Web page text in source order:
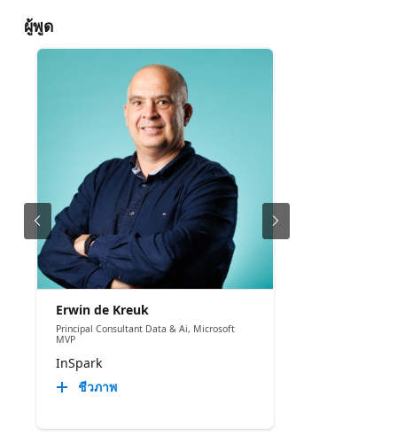
ผู้พูด
Erwin de Kreuk
Principal Consultant Data & Ai, Microsoft
MVP
InSpark
ชีวภาพ